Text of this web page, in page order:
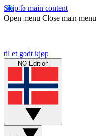
Skip to main content
Open menu Close main menu
til et godt kjøp
NO Edition